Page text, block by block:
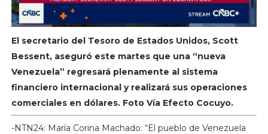
El secretario del Tesoro de Estados Unidos, Scott
Bessent, aseguró este martes que una “nueva
Venezuela” regresará plenamente al sistema
financiero internacional y realizará sus operaciones
comerciales en dólares. Foto Vía Efecto Cocuyo.
-NTN24: María Corina Machado: “El pueblo de Venezuela